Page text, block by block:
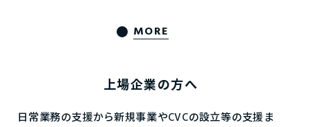
MORE
上場企業の方へ
日常業務の支援から新規事業やCVCの設立等の支援ま